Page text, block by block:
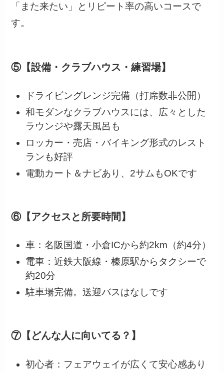
「また来たい」とリピート率の高いコースで
す。
⑤【設備・クラブハウス・練習場】
ドライビングレンジ完備（打席数非公開）
和モダンなクラブハウスには、広々とした
ラウンジや露天風呂も
ロッカー・売店・バイキング形式のレスト
ランも好評
電動カート＆ナビあり、2サムもOKです
⑥【アクセスと所要時間】
車：名阪国道・小倉ICから約2km（約4分）
電車：近鉄大阪線・榛原駅からタクシーで
約20分
駐車場完備。送迎バスはなしです
⑦【どんな人に向いてる？】
初心者：フェアウェイが広くて安心感あり